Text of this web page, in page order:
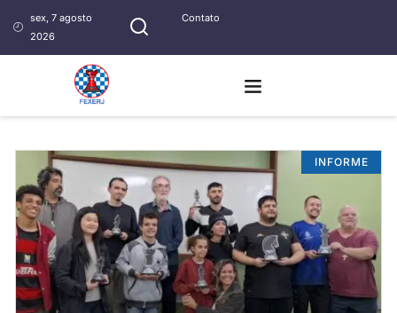
sex, 7 agosto
2026
Contato
INFORME